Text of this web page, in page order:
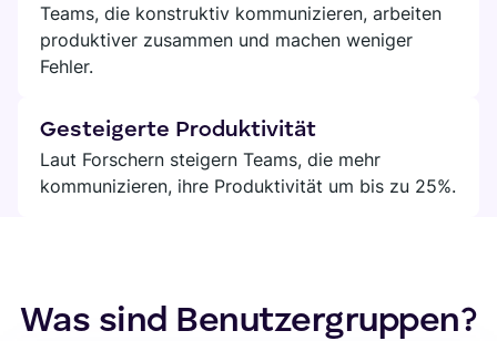
Teams, die konstruktiv kommunizieren, arbeiten
produktiver zusammen und machen weniger
Fehler.
Gesteigerte Produktivität
Laut Forschern steigern Teams, die mehr
kommunizieren, ihre Produktivität um bis zu 25%.
Was sind Benutzergruppen?